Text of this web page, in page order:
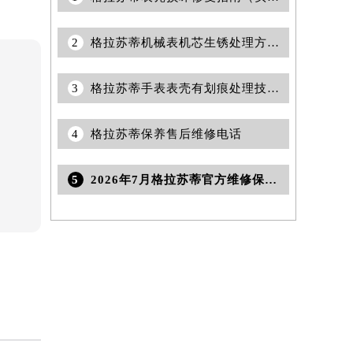
2 格拉苏蒂机械表机芯生锈处理方法是什么（专业保养技巧与注意事项）
3 格拉苏蒂手表表壳有划痕处理技巧盘点
4 格拉苏蒂保养售后维修电话
5 2026年7月格拉苏蒂官方维修保养网络最终变动明细补充版（搬迁+新设）确认